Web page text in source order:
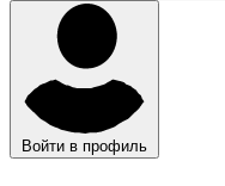
Войти в профиль